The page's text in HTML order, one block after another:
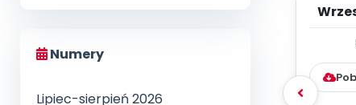
Numery
Lipiec-sierpień 2026